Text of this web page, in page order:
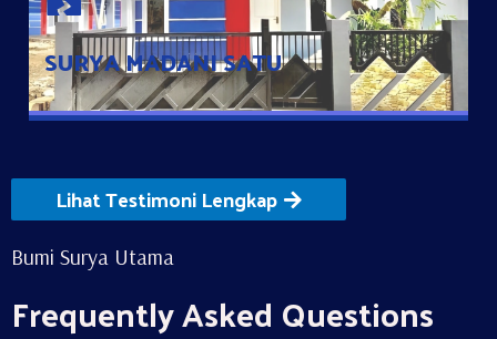
SURYA MADANI SATU
Lihat Testimoni Lengkap
Bumi Surya Utama
Frequently Asked Questions